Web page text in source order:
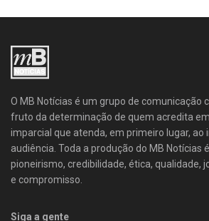
O MB Notícias é um grupo de comunicação
fruto da determinação de quem acredita
imparcial que atenda, em primeiro lugar, ao
audiência. Toda a produção do MB Notícias
pioneirismo, credibilidade, ética, qualidade,
e compromisso.
Siga a gente